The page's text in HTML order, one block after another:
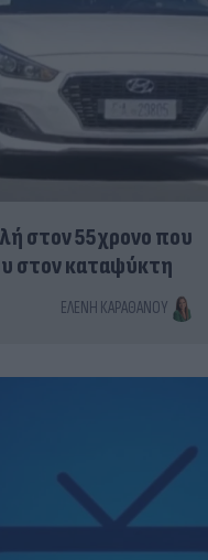
στον 55χρονο που
στον καταψύκτη
ΕΛΈΝΗ ΚΑΡΑΘΆΝΟΥ